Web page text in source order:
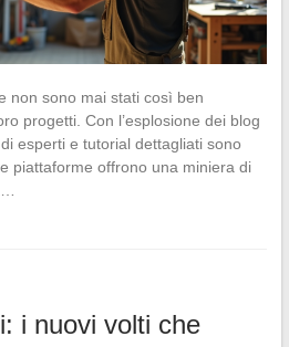
non sono mai stati così ben
progetti. Con l’esplosione dei blog
esperti e tutorial dettagliati sono
piattaforme offrono una miniera di
i nuovi volti che